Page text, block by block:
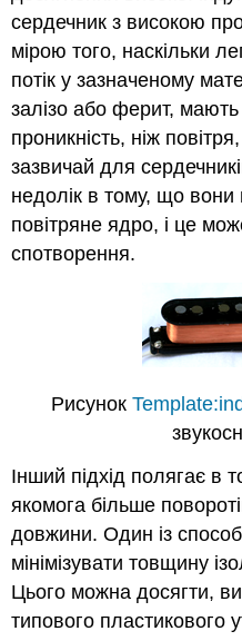
сердечник з високою
мірою того, наскільки
потік у зазначеному
залізо або ферит,
проникність, ніж
зазвичай для
недолік в тому, що
повітряне ядро, і це
спотворення.
Рисунок
Інший підхід полягає в
якомога більше
довжини. Один із
мінімізувати товщину
Цього можна досягти,
типового пластикового